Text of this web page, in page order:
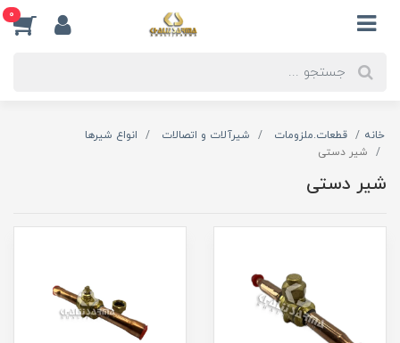
0
خانه قطعات.ملزومات شیرآلات و اتصالات
انواع شیرها
شیر دستی
شیر دستی